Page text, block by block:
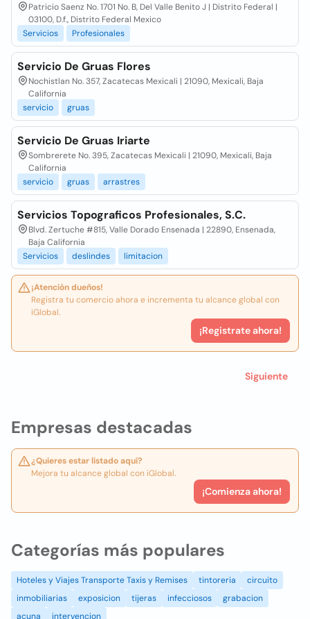
Empresas destacadas
¿Quieres estar listado aquí?
Mejora tu alcance global con iGlobal.
¡Comienza ahora!
Patricio Saenz No. 1701 No. B, Del Valle Benito J | Distrito Federal |
03100, D.f., Distrito Federal Mexico
Servicios
Profesionales
Servicio De Gruas Flores
Nochistlan No. 357, Zacatecas Mexicali | 21090, Mexicali, Baja
California
servicio
gruas
Servicio De Gruas Iriarte
Sombrerete No. 395, Zacatecas Mexicali | 21090, Mexicali, Baja
California
servicio
gruas arrastres
Servicios Topograficos Profesionales, S.C.
Blvd. Zertuche #815, Valle Dorado Ensenada | 22890, Ensenada,
Baja California
Servicios
deslindes limitacion
¡Atención dueños!
Registra tu comercio ahora e incrementa tu alcance global con
iGlobal.
¡Registrate ahora!
Siguiente
Categorías más populares
Hoteles y Viajes Transporte Taxis y Remises tintoreria
circuito
inmobiliarias
exposicion tijeras infecciosos
grabacion
acuna
intervencion